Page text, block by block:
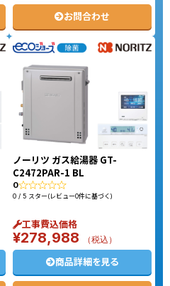
お問合わせ
ノーリツ ガス給湯器 GT-
C2472PAR-1 BL
0
0 / 5 スター(レビュー0件に基づく)
工事費込価格
¥278,988 （税込）
商品詳細を見る